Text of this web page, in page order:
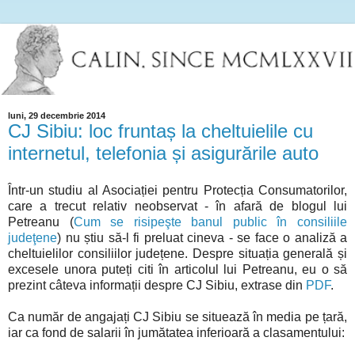
luni, 29 decembrie 2014
CJ Sibiu: loc fruntaș la cheltuielile cu
internetul, telefonia și asigurările auto
Într-un studiu al Asociației pentru Protecția Consumatorilor,
care a trecut relativ neobservat - în afară de blogul lui
Petreanu (Cum se risipeşte banul public în consiliile
judeţene) nu știu să-l fi preluat cineva - se face o analiză a
cheltuielilor consiliilor județene. Despre situația generală și
excesele unora puteți citi în articolul lui Petreanu, eu o să
prezint câteva informații despre CJ Sibiu, extrase din PDF.
Ca număr de angajați CJ Sibiu se situează în media pe țară,
iar ca fond de salarii în jumătatea inferioară a clasamentului: